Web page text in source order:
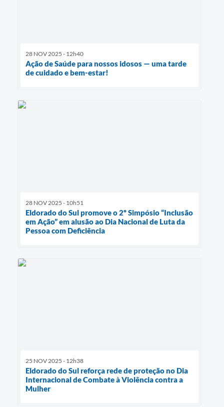
28 NOV 2025 - 12h40
Ação de Saúde para nossos idosos — uma tarde
de cuidado e bem-estar!
28 NOV 2025 - 10h51
Eldorado do Sul promove o 2º Simpósio “Inclusão
em Ação” em alusão ao Dia Nacional de Luta da
Pessoa com Deficiência
25 NOV 2025 - 12h38
Eldorado do Sul reforça rede de proteção no Dia
Internacional de Combate à Violência contra a
Mulher